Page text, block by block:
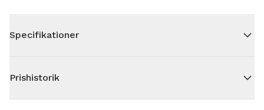
Specifikationer
Prishistorik